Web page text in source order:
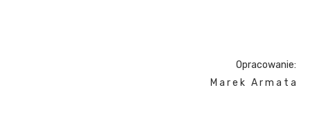
Opracowanie:
M a r e k A r m a t a